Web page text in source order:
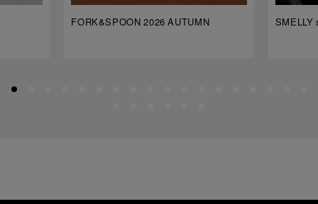
FORK&SPOON 2026 AUTUMN SMELLY